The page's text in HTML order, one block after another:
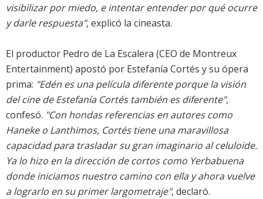
visibilizar por miedo, e intentar entender por qué ocurre
y darle respuesta", explicó la cineasta.
El productor Pedro de La Escalera (CEO de Montreux
Entertainment) apostó por Estefanía Cortés y su ópera
prima: "Edén es una película diferente porque la visión
del cine de Estefanía Cortés también es diferente",
confesó. "Con hondas referencias en autores como
Haneke o Lanthimos, Cortés tiene una maravillosa
capacidad para trasladar su gran imaginario al celuloide.
Ya lo hizo en la dirección de cortos como Yerbabuena
donde iniciamos nuestro camino con ella y ahora vuelve
a lograrlo en su primer largometraje", declaró.